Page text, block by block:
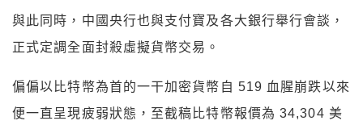
與此同時，中國央行也與支付寶及各大銀行舉行會談，
正式定調全面封殺虛擬貨幣交易。
偏偏以比特幣為首的一干加密貨幣自 519 血腥崩跌以來
便一直呈現疲弱狀態，至截稿比特幣報價為 34,304 美